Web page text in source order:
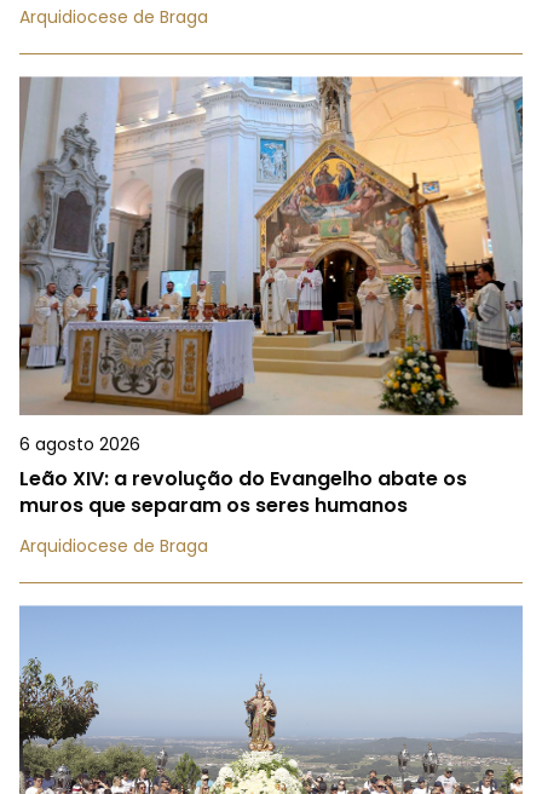
Arquidiocese de Braga
6 agosto 2026
Leão XIV: a revolução do Evangelho abate os
muros que separam os seres humanos
Arquidiocese de Braga